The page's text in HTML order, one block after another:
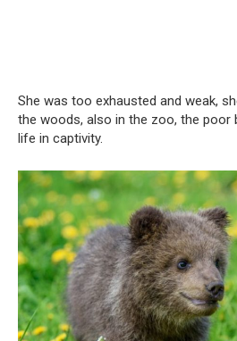
She was too exhausted and weak,
the woods, also in the zoo, the poor
life in captivity.